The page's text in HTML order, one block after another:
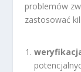
problemów
zastosować